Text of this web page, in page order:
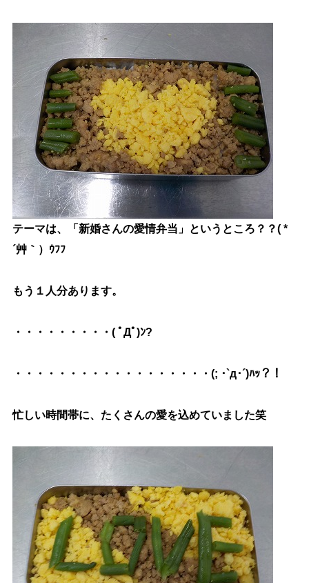
テーマは、「新婚さんの愛情弁当」というところ？？( *
´艸｀）ｳﾌﾌ
もう１人分あります。
・・・・・・・・・( ﾟДﾟ)ﾝ?
・・・・・・・・・・・・・・・・・・(; ･`д･´)ﾊｯ？！
忙しい時間帯に、たくさんの愛を込めていました笑